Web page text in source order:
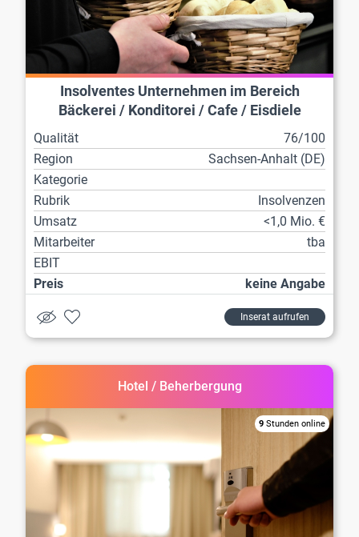
Insolventes Unternehmen im Bereich
Bäckerei / Konditorei / Cafe / Eisdiele
Qualität
76/100
Region
Sachsen-Anhalt (DE)
Kategorie
Rubrik
Insolvenzen
Umsatz
<1,0 Mio. €
Mitarbeiter
tba
EBIT
Preis
keine Angabe
Inserat aufrufen
Hotel / Beherbergung
9 Stunden online